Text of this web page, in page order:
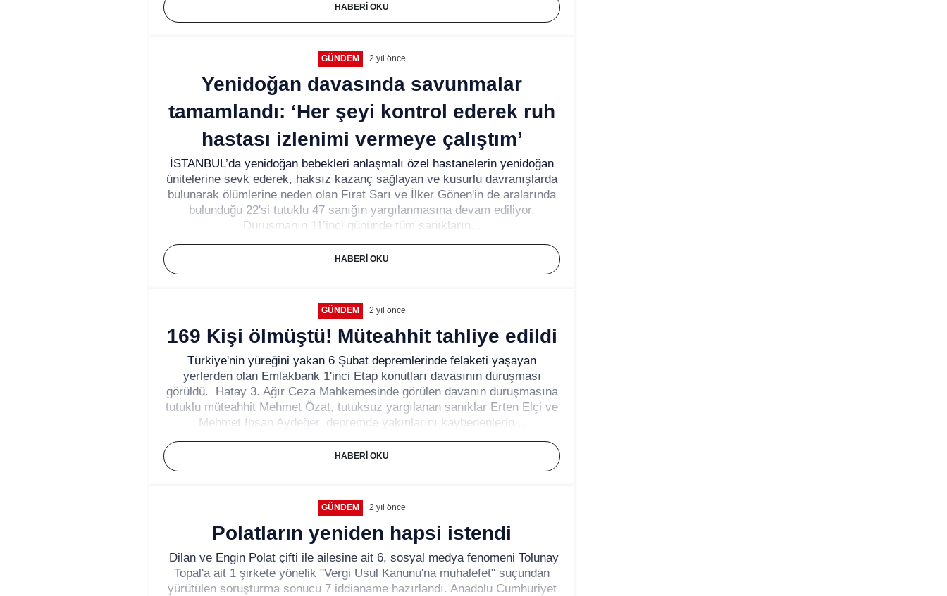
HABERI OKU
GÜNDEM 2 yıl önce
Yenidoğan davasında savunmalar
tamamlandı: ‘Her şeyi kontrol ederek ruh
hastası izlenimi vermeye çalıştım’
İSTANBUL’da yenidoğan bebekleri anlaşmalı özel hastanelerin yenidoğan
ünitelerine sevk ederek, haksız kazanç sağlayan ve kusurlu davranışlarda
bulunarak ölümlerine neden olan Fırat Sarı ve İlker Gönen'in de aralarında
bulunduğu 22'si tutuklu 47 sanığın yargılanmasına devam ediliyor.
Duruşmanın 11’inci gününde tüm sanıkların...
HABERI OKU
GÜNDEM 2 yıl önce
169 Kişi ölmüştü! Müteahhit tahliye edildi
Türkiye'nin yüreğini yakan 6 Şubat depremlerinde felaketi yaşayan
yerlerden olan Emlakbank 1'inci Etap konutları davasının duruşması
görüldü. Hatay 3. Ağır Ceza Mahkemesinde görülen davanın duruşmasına
tutuklu müteahhit Mehmet Özat, tutuksuz yargılanan sanıklar Erten Elçi ve
Mehmet İhsan Aydeğer, depremde yakınlarını kaybedenlerin...
HABERI OKU
GÜNDEM 2 yıl önce
Polatların yeniden hapsi istendi
Dilan ve Engin Polat çifti ile ailesine ait 6, sosyal medya fenomeni Tolunay
Topal'a ait 1 şirkete yönelik "Vergi Usul Kanunu'na muhalefet" suçundan
yürütülen soruşturma sonucu 7 iddianame hazırlandı. Anadolu Cumhuriyet